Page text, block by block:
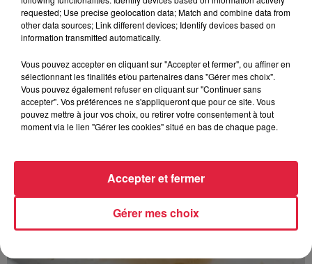
À découvrir également
requested; Use precise geolocation data; Match and combine data from
other data sources; Link different devices; Identify devices based on
information transmitted automatically.
Vous pouvez accepter en cliquant sur "Accepter et fermer", ou affiner en
sélectionnant les finalités et/ou partenaires dans "Gérer mes choix".
Vous pouvez également refuser en cliquant sur "Continuer sans
accepter". Vos préférences ne s'appliqueront que pour ce site. Vous
pouvez mettre à jour vos choix, ou retirer votre consentement à tout
moment via le lien "Gérer les cookies" situé en bas de chaque page.
Gérer mes choix
Accepter et fermer